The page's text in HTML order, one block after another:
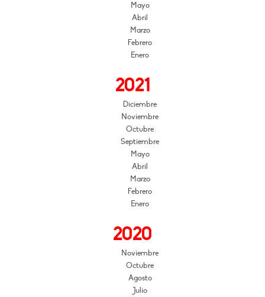
Mayo
Abril
Marzo
Febrero
Enero
2021
Diciembre
Noviembre
Octubre
Septiembre
Mayo
Abril
Marzo
Febrero
Enero
2020
Noviembre
Octubre
Agosto
Julio